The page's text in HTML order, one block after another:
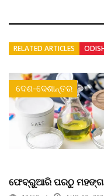
RELATED ARTICLES
ଦେଶ-ଦେଶାନ୍ତର
ଫେବ୍ରୁଆରି ପରଠୁ